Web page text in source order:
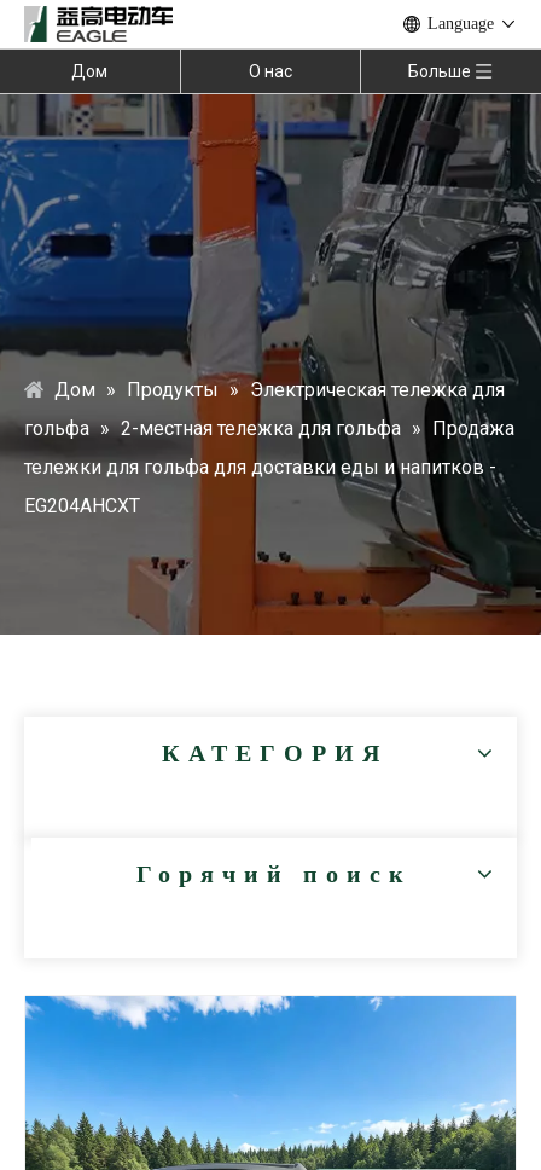
Language
Дом О нас Больше
Дом » Продукты » Электрическая тележка для
гольфа » 2-местная тележка для гольфа » Продажа
тележки для гольфа для доставки еды и напитков -
EG204AHCXT
КАТЕГОРИЯ
Горячий поиск